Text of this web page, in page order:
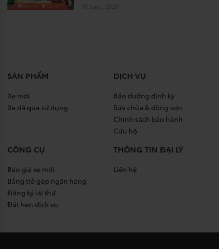
SẢN PHẨM
Xe mới
Xe đã qua sử dụng
DỊCH VỤ
Bảo dưỡng định kỳ
Sửa chữa & đồng sơn
Chính sách bảo hành
Cứu hộ
CÔNG CỤ
Báo giá xe mới
Bảng trả góp ngân hàng
Đăng ký lái thử
Đặt hẹn dịch vụ
THÔNG TIN ĐẠI LÝ
Liên hệ